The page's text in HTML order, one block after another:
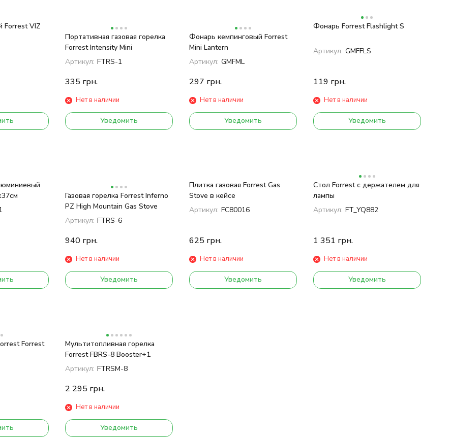
Forrest VIZ
Портативная газовая горелка
Forrest Intensity Mini
Артикул: FTRS-1
335 грн.
Нет в наличии
Уведомить
Фонарь кемпинговый Forrest
Mini Lantern
Артикул: GMFML
297 грн.
Нет в наличии
Уведомить
Фонарь Forrest Flashlight S
Артикул: GMFFLS
119 грн.
Нет в наличии
Уведомить
Газовая горелка Forrest Inferno
PZ High Mountain Gas Stove
Артикул: FTRS-6
940 грн.
Нет в наличии
Уведомить
Плитка газовая Forrest Gas
Stove в кейсе
Артикул: FC80016
625 грн.
Нет в наличии
Уведомить
Стол Forrest с держателем для
лампы
Артикул: FT_YQ882
1 351 грн.
Нет в наличии
Уведомить
Forrest
Мультитопливная горелка
Forrest FBRS-8 Booster+1
Артикул: FTRSM-8
2 295 грн.
Нет в наличии
Уведомить